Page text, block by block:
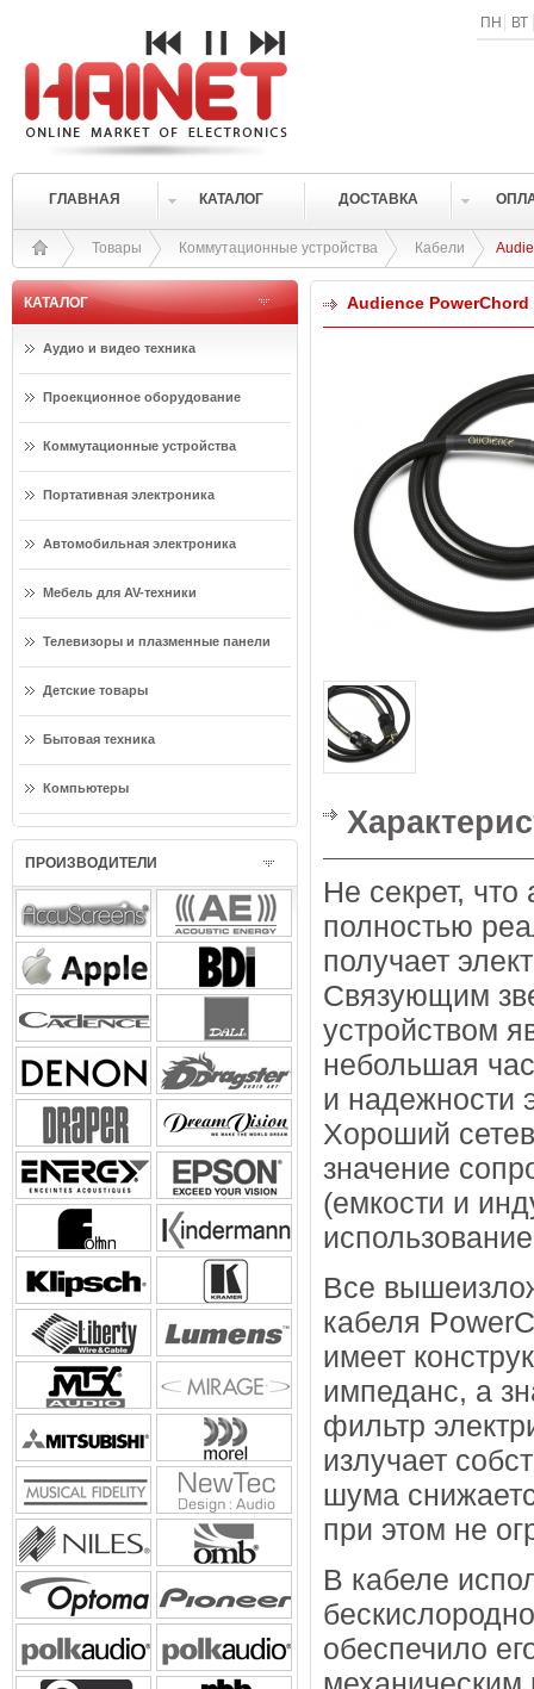
ПН ВТ
ГЛАВНАЯ КАТАЛОГ ДОСТАВКА
Товары Коммутационные устройства Кабели
КАТАЛОГ
Аудио и видео техника
Проекционное оборудование
Коммутационные устройства
Портативная электроника
Автомобильная электроника
Мебель для AV-техники
Телевизоры и плазменные панели
Детские товары
Бытовая техника
Компьютеры
ПРОИЗВОДИТЕЛИ
Audience PowerChord
Не секрет,
полностью
получает
Связующим
устройством
небольшая
и надежности
Хороший
значение
(емкости и
Все
кабеля
имеет
импеданс, а
фильтр
излучает
шума
при этом не
В кабеле
обеспечило